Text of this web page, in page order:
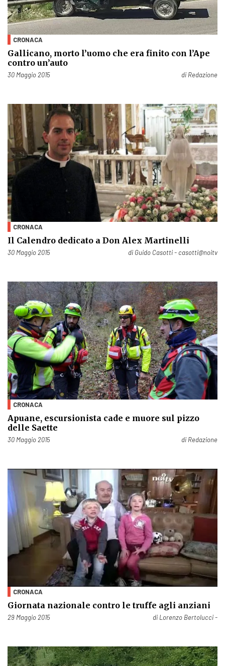
CRONACA
Gallicano, morto l’uomo che era finito con l’Ape
contro un’auto
Pubblicato il
30 Maggio 2015 di Redazione
CRONACA
Il Calendro dedicato a Don Alex Martinelli
Pubblicato il
30 Maggio 2015 di Guido Casotti - casotti@noitv
CRONACA
Apuane, escursionista cade e muore sul pizzo
delle Saette
Pubblicato il
30 Maggio 2015 di Redazione
CRONACA
Giornata nazionale contro le truffe agli anziani
Pubblicato il
29 Maggio 2015 di Lorenzo Bertolucci -